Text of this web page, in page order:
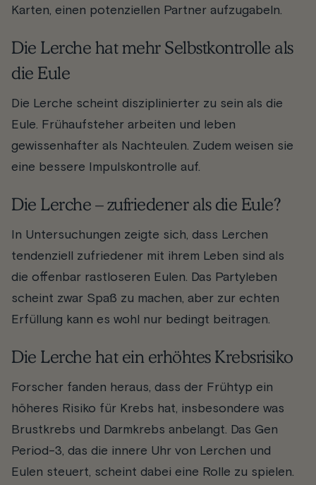
Karten, einen potenziellen Partner aufzugabeln.
Die Lerche hat mehr Selbstkontrolle als
die Eule
Die Lerche scheint disziplinierter zu sein als die
Eule. Frühaufsteher arbeiten und leben
gewissenhafter als Nachteulen. Zudem weisen sie
eine bessere Impulskontrolle auf.
Die Lerche – zufriedener als die Eule?
In Untersuchungen zeigte sich, dass Lerchen
tendenziell zufriedener mit ihrem Leben sind als
die offenbar rastloseren Eulen. Das Partyleben
scheint zwar Spaß zu machen, aber zur echten
Erfüllung kann es wohl nur bedingt beitragen.
Die Lerche hat ein erhöhtes Krebsrisiko
Forscher fanden heraus, dass der Frühtyp ein
höheres Risiko für Krebs hat, insbesondere was
Brustkrebs und Darmkrebs anbelangt. Das Gen
Period-3, das die innere Uhr von Lerchen und
Eulen steuert, scheint dabei eine Rolle zu spielen.